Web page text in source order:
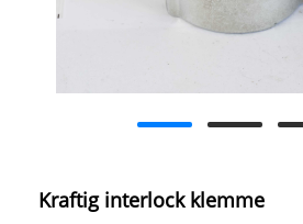
Kraftig interlock klemme